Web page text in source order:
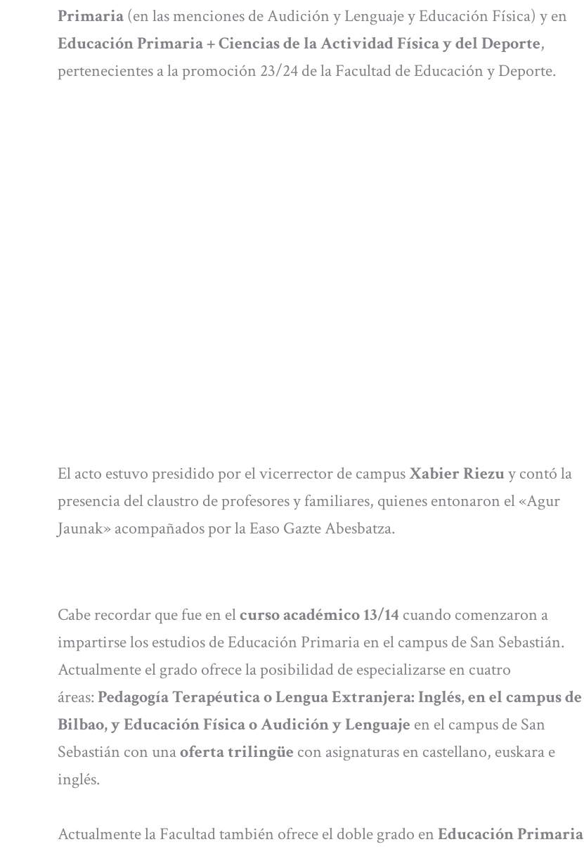
Primaria(en las menciones de Audición y Lenguaje y Educación Física) y en
Educación Primaria + Ciencias de la Actividad Física y del Deporte,
pertenecientes a la promoción 23/24 de la Facultad de Educación y Deporte.
El acto estuvo presidido por el vicerrector de campusXabier Riezuy contó la
presencia del claustro de profesores y familiares, quienes entonaron el «Agur
Jaunak» acompañados por la Easo Gazte Abesbatza.
Cabe recordar que fue en elcurso académico 13/14 cuando comenzaron a
impartirse los estudios de Educación Primaria en el campus de San Sebastián.
Actualmente el grado ofrece la posibilidad de especializarse en cuatro
áreas:Pedagogía Terapéutica o Lengua Extranjera: Inglés, en el campus de
Bilbao, y Educación Física o Audición y Lenguaje en el campus de San
Sebastián con unaoferta trilingüe con asignaturas en castellano, euskara e
inglés.
Actualmente la Facultad también ofrece el doble grado enEducación Primaria